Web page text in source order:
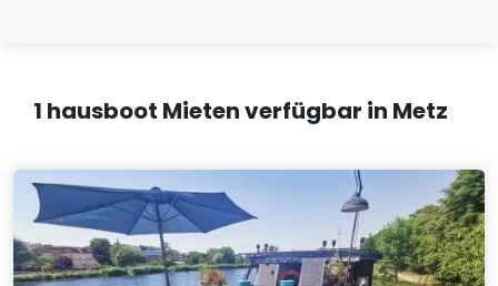
1 hausboot Mieten verfügbar in Metz